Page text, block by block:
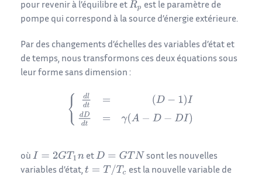
pour revenir à l’équilibre et
est le paramètre de
pompe qui correspond à la source d’énergie extérieure.
Par des changements d’échelles des variables d’état et
de temps, nous transformons ces deux équations sous
leur forme sans dimension :
où et
sont les nouvelles
variables d’état,
est la nouvelle variable de